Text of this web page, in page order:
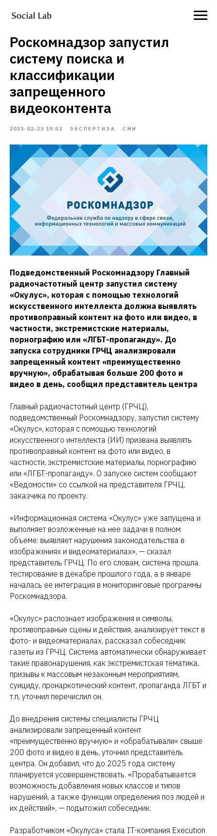
Роскомнадзор запустил
систему поиска и
классификации
запрещенного
видеоконтента
2023-02-23 19:02 ЭКСПЕРТИЗА СМИ
Подведомственный Роскомнадзору Главный
радиочастотный центр запустил систему
«Окулус», которая с помощью технологий
искусственного интеллекта должна выявлять
противоправный контент на фото или видео, в
частности, экстремистские материалы,
порнографию или «ЛГБТ-пропаганду». До
запуска сотрудники ГРЧЦ анализировали
запрещенный контент «преимущественно
вручную», обрабатывая больше 200 фото и
видео в день, сообщил представитель центра
Главный радиочастотный центр (ГРЧЦ),
подведомственный Роскомнадзору, запустил систему
«Окулус», которая с помощью технологий
искусственного интеллекта (ИИ) призвана выявлять
противоправный контент на фото или видео, в
частности, экстремистские материалы, порнографию
или «ЛГБТ-пропаганду». О запуске систем сообщают
«Ведомости» со ссылкой на представителя ГРЧЦ,
заказчика по проекту.
«Информационная система «Окулус» уже запущена и
выполняет возложенные на нее задачи в полном
объеме: выявляет нарушения законодательства в
изображениях и видеоматериалах», — сказал
представитель ГРЧЦ. По его словам, система прошла
тестирование в декабре прошлого года, а в январе
началась ее интеграция в мониторинговые программы
Роскомнадзора.
«Окулус» распознает изображения и символы,
противоправные сцены и действия, анализирует текст в
фото- и видеоматериалах, рассказал собеседник
газеты из ГРЧЦ. Система автоматически обнаруживает
такие правонарушения, как экстремистская тематика,
призывы к массовым незаконным мероприятиям,
суициду, пронаркотический контент, пропаганда ЛГБТ и
т.п, уточнил перечислил он.
До внедрения системы специалисты ГРЧЦ
анализировали запрещенный контент
«преимущественно вручную» и «обрабатывали» свыше
200 фото и видео в день, уточнил представитель
центра. Он добавил, что до 2025 года систему
планируется усовершенствовать. «Прорабатывается
возможность добавления новых классов и типов
нарушений, а также функции определения поз людей и
их действий», — подытожил собеседник.
Разработчиком «Окулуса» стала IT-компания Execution